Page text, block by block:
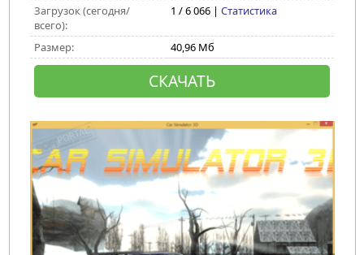
Загрузок (сегодня/
всего):
1 / 6 066 | Статистика
Размер: 40,96 Мб
СКАЧАТЬ